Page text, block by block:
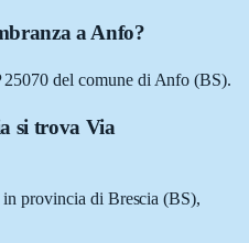
a Anfo?
del comune di Anfo (BS).
si trova Via
provincia di Brescia (BS),